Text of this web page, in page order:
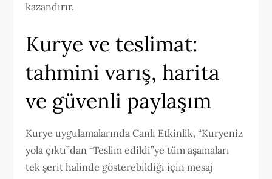
kazandırır.
Kurye ve teslimat:
tahmini varış, harita
ve güvenli paylaşım
Kurye uygulamalarında Canlı Etkinlik, “Kuryeniz
yola çıktı”dan “Teslim edildi”ye tüm aşamaları
tek şerit halinde gösterebildiği için mesaj